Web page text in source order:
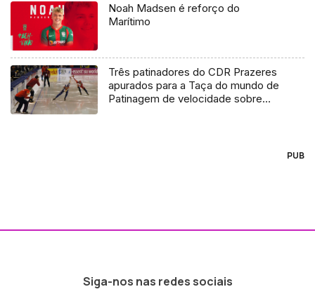
Noah Madsen é reforço do
Marítimo
Três patinadores do CDR Prazeres
apurados para a Taça do mundo de
Patinagem de velocidade sobre
PUB
Siga-nos nas redes sociais